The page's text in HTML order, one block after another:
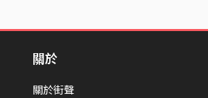
關於
關於街聲